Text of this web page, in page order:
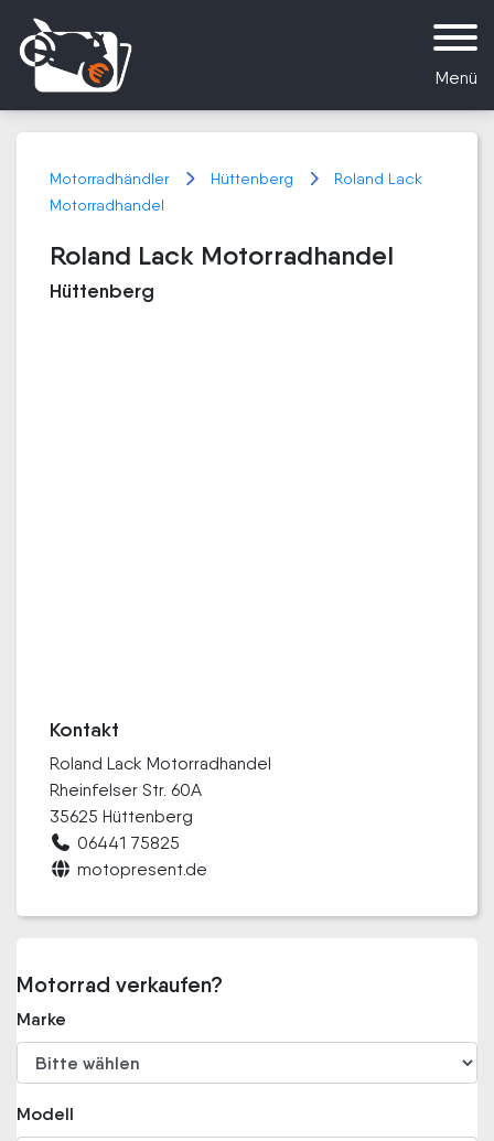
Menü
Motorradhändler Hüttenberg
Roland Lack
Motorradhandel
Roland Lack Motorradhandel
Hüttenberg
Kontakt
Roland Lack Motorradhandel
Rheinfelser Str. 60A
35625 Hüttenberg
06441 75825
motopresent.de
Motorrad verkaufen?
Marke
Modell